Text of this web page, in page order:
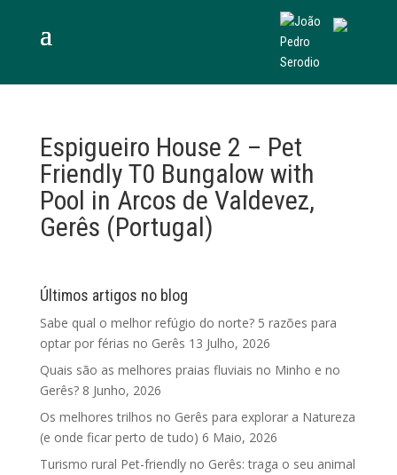
Espigueiro House 2 – Pet
Friendly T0 Bungalow with
Pool in Arcos de Valdevez,
Gerês (Portugal)
Últimos artigos no blog
Sabe qual o melhor refúgio do norte? 5 razões para
optar por férias no Gerês 13 Julho, 2026
Quais são as melhores praias fluviais no Minho e no
Gerês? 8 Junho, 2026
Os melhores trilhos no Gerês para explorar a Natureza
(e onde ficar perto de tudo) 6 Maio, 2026
Turismo rural Pet-friendly no Gerês: traga o seu animal